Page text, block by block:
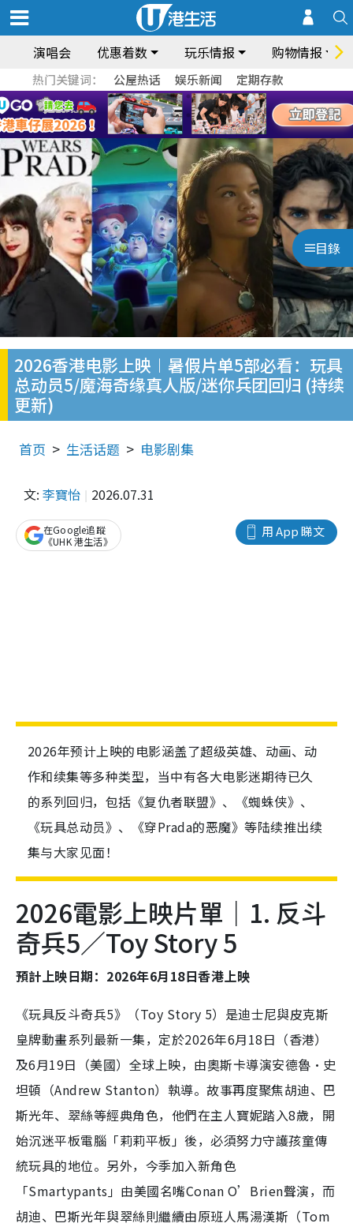
演唱会 优惠着数 玩乐情报 购物情报
热门关键词： 公屋热话 娱乐新闻 定期存款
目錄
2026香港电影上映︱暑假片单5部必看：玩具
总动员5/魔海奇缘真人版/迷你兵团回归 (持续
更新)
首页 生活话题 电影剧集
文: 李寶怡 2026.07.31
用 App 睇文
在Google追蹤
《UHK 港生活》
2026年预计上映的电影涵盖了超级英雄、动画、动
作和续集等多种类型，当中有各大电影迷期待已久
的系列回归，包括《复仇者联盟》、《蜘蛛侠》、
《玩具总动员》、《穿Prada的恶魔》等陆续推出续
集与大家见面！
2026電影上映片單｜1. 反斗
奇兵5／Toy Story 5
預計上映日期：2026年6月18日香港上映
《玩具反斗奇兵5》（Toy Story 5）是迪士尼與皮克斯
皇牌動畫系列最新一集，定於2026年6月18日（香港）
及6月19日（美國）全球上映，由奧斯卡導演安德魯·史
坦頓（Andrew Stanton）執導。故事再度聚焦胡迪、巴
斯光年、翠絲等經典角色，他們在主人寶妮踏入8歲，開
始沉迷平板電腦「莉莉平板」後，必須努力守護孩童傳
統玩具的地位。另外，今季加入新角色
「Smartypants」由美國名嘴Conan O’Brien聲演，而
胡迪、巴斯光年與翠絲則繼續由原班人馬湯漢斯（Tom